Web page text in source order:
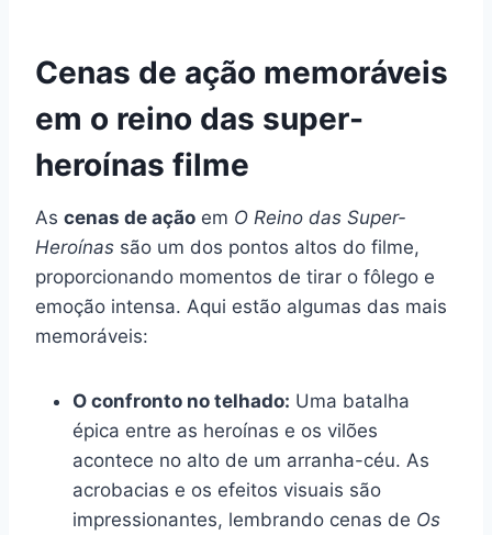
Cenas de ação memoráveis
em o reino das super-
heroínas filme
As cenas de ação em O Reino das Super-
Heroínas são um dos pontos altos do filme,
proporcionando momentos de tirar o fôlego e
emoção intensa. Aqui estão algumas das mais
memoráveis:
O confronto no telhado: Uma batalha
épica entre as heroínas e os vilões
acontece no alto de um arranha-céu. As
acrobacias e os efeitos visuais são
impressionantes, lembrando cenas de Os